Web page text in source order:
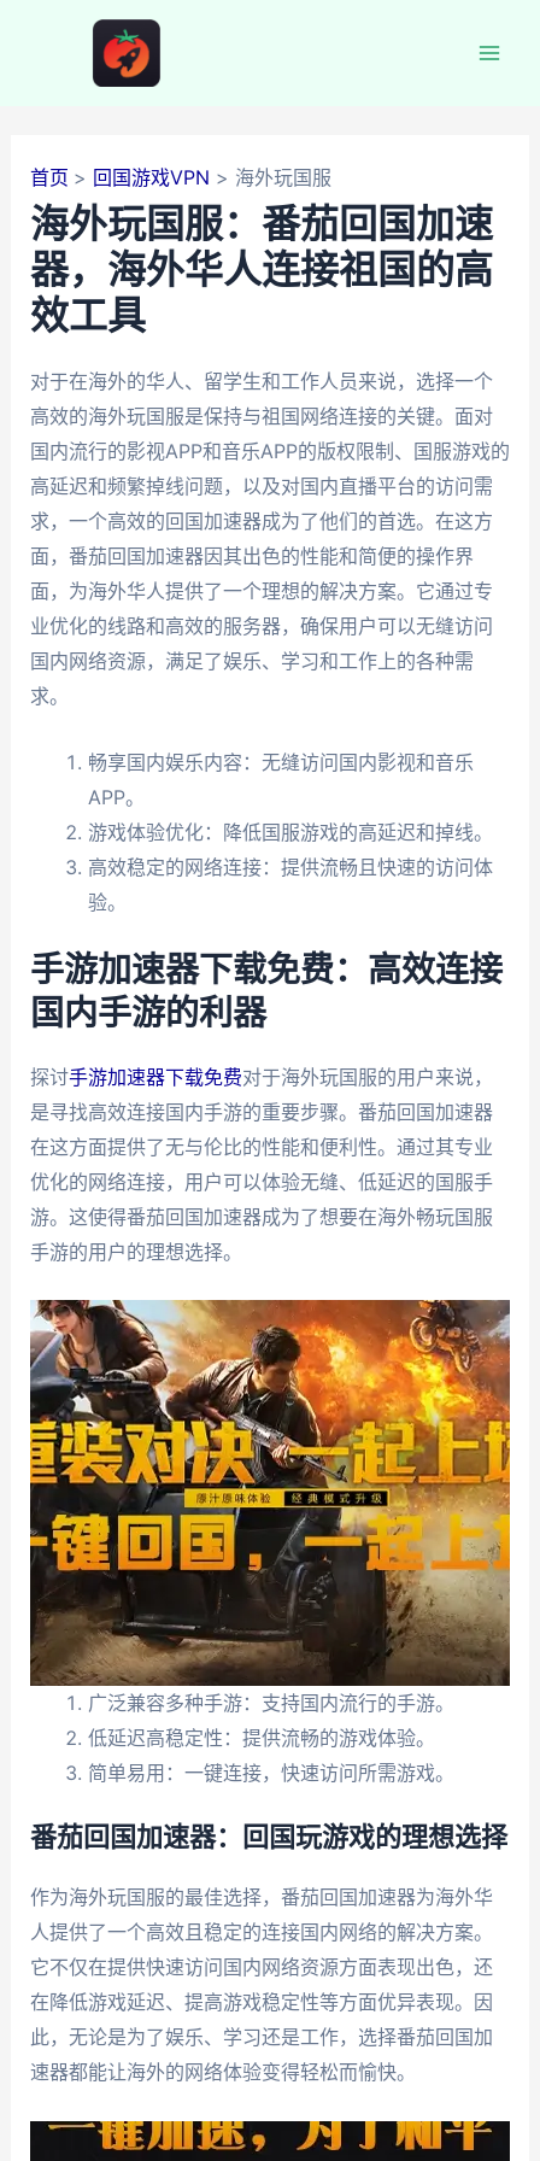
首页 回国游戏VPN 海外玩国服
海外玩国服：番茄回国加速
器，海外华人连接祖国的高
效工具
对于在海外的华人、留学生和工作人员来说，选择一个
高效的海外玩国服是保持与祖国网络连接的关键。面对
国内流行的影视APP和音乐APP的版权限制、国服游戏的
高延迟和频繁掉线问题，以及对国内直播平台的访问需
求，一个高效的回国加速器成为了他们的首选。在这方
面，番茄回国加速器因其出色的性能和简便的操作界
面，为海外华人提供了一个理想的解决方案。它通过专
业优化的线路和高效的服务器，确保用户可以无缝访问
国内网络资源，满足了娱乐、学习和工作上的各种需
求。
畅享国内娱乐内容：无缝访问国内影视和音乐
APP。
游戏体验优化：降低国服游戏的高延迟和掉线。
高效稳定的网络连接：提供流畅且快速的访问体
验。
手游加速器下载免费：高效连接
国内手游的利器
探讨手游加速器下载免费对于海外玩国服的用户来说，
是寻找高效连接国内手游的重要步骤。番茄回国加速器
在这方面提供了无与伦比的性能和便利性。通过其专业
优化的网络连接，用户可以体验无缝、低延迟的国服手
游。这使得番茄回国加速器成为了想要在海外畅玩国服
手游的用户的理想选择。
广泛兼容多种手游：支持国内流行的手游。
低延迟高稳定性：提供流畅的游戏体验。
简单易用：一键连接，快速访问所需游戏。
番茄回国加速器：回国玩游戏的理想选择
作为海外玩国服的最佳选择，番茄回国加速器为海外华
人提供了一个高效且稳定的连接国内网络的解决方案。
它不仅在提供快速访问国内网络资源方面表现出色，还
在降低游戏延迟、提高游戏稳定性等方面优异表现。因
此，无论是为了娱乐、学习还是工作，选择番茄回国加
速器都能让海外的网络体验变得轻松而愉快。